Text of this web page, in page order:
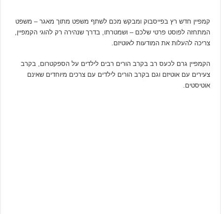
קמפיין חדש רץ בפייסבוק ומבקש מכם לשתף משפט מתוך מאגר – משפט
המתחזה לפוסט פרטי שלכם – ושמטרתו, בדרך שנהירה רק להוגי הקמפיין,
צריכה להעלות את המודעות לאוטיזם.
הקמפיין גרם לכעס רב בקרב הורים רבים לילדים על הספקטרום, בקרב
צעירים עם אוטיזם וגם בקרב הורים לילדים עם צרכים מיוחדים שאינם
אוטיסטים.